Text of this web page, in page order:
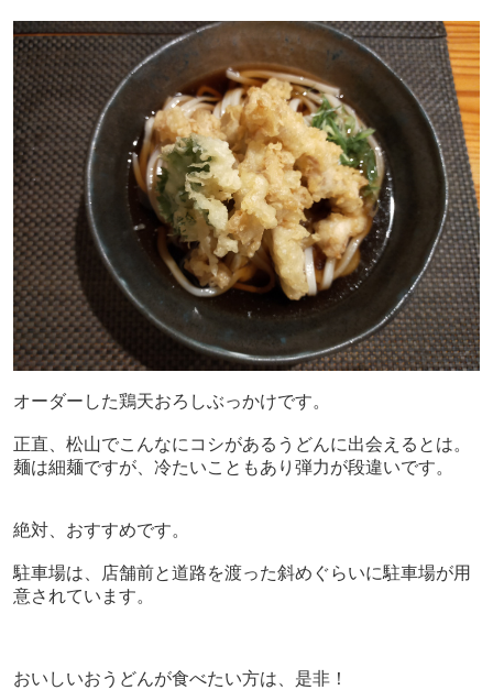
オーダーした鶏天おろしぶっかけです。
正直、松山でこんなにコシがあるうどんに出会えるとは。
麺は細麺ですが、冷たいこともあり弾力が段違いです。
絶対、おすすめです。
駐車場は、店舗前と道路を渡った斜めぐらいに駐車場が用
意されています。
おいしいおうどんが食べたい方は、是非！